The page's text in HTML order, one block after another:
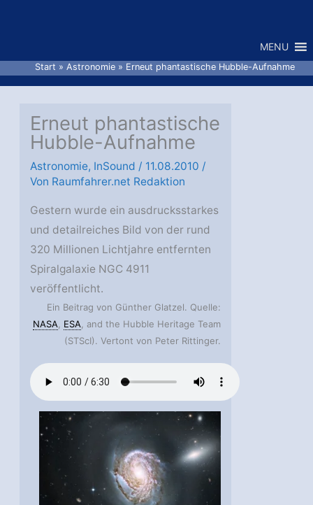
MENU
Start Astronomie Erneut phantastische Hubble-Aufnahme
Erneut phantastische
Hubble-Aufnahme
Astronomie, InSound / 11.08.2010 /
Von Raumfahrer.net Redaktion
Gestern wurde ein ausdrucksstarkes
und detailreiches Bild von der rund
320 Millionen Lichtjahre entfernten
Spiralgalaxie NGC 4911
veröffentlicht.
Ein Beitrag von Günther Glatzel. Quelle:
NASA
ESA , and the Hubble Heritage Team
(STScI). Vertont von Peter Rittinger.